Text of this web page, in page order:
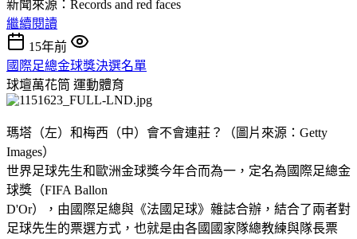
新聞來源：Records and red faces
繼續閱讀
15年前
國際足總金球獎決選名單
球壇萬花筒 運動體育
瑪塔（左）和梅西（中）會不會連莊？（圖片來源：Getty
Images）
世界足球先生和歐洲金球獎今年合而為一，定名為國際足總金
球獎（FIFA Ballon
D'Or），由國際足總與《法國足球》雜誌合辦，結合了兩者對
足球先生的票選方式，也就是由各國國家隊總教練與隊長票